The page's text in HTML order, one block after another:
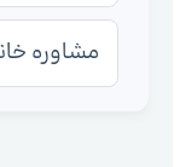
مشاوره